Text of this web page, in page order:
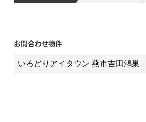
お問合わせ物件